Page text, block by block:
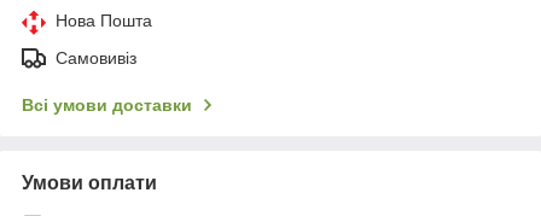
Нова Пошта
Самовивіз
Всі умови доставки
Умови оплати